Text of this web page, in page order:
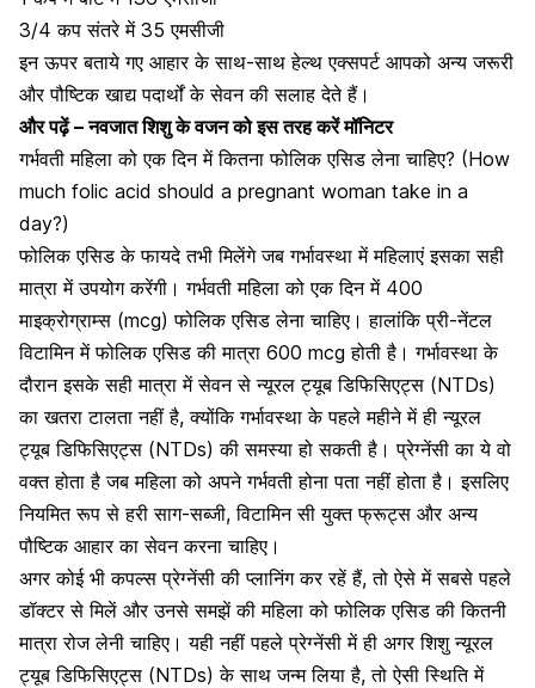
3/4 कप संतरे में 35 एमसीजी
इन ऊपर बताये गए आहार के साथ-साथ हेल्थ एक्सपर्ट आपको अन्य जरूरी
और पौष्टिक खाद्य पदार्थों के सेवन की सलाह देते हैं।
और पढ़ें –नवजात शिशु के वजन को इस तरह करें मॉनिटर
गर्भवती महिला को एक दिन में कितना फोलिक एसिड लेना चाहिए? (How
much folic acid should a pregnant woman take in a
day?)
फोलिक एसिड के फायदे तभी मिलेंगे जब गर्भावस्था में महिलाएं इसका सही
मात्रा में उपयोग करेंगी। गर्भवती महिला को एक दिन में 400
माइक्रोग्राम्स (mcg) फोलिक एसिड लेना चाहिए। हालांकि प्री-नेंटल
विटामिन में फोलिक एसिड की मात्रा 600 mcg होती है। गर्भावस्था के
दौरान इसके सही मात्रा में सेवन से न्यूरल ट्यूब डिफिसिएट्स (NTDs)
का खतरा टालता नहीं है, क्योंकि गर्भावस्था के पहले महीने में ही न्यूरल
ट्यूब डिफिसिएट्स (NTDs) की समस्या हो सकती है। प्रेग्नेंसी का ये वो
वक्त होता है जब महिला को अपने गर्भवती होना पता नहीं होता है। इसलिए
नियमित रूप से हरी साग-सब्जी, विटामिन सी युक्त फ्रूट्स और अन्य
पौष्टिक आहार का सेवन करना चाहिए।
अगर कोई भी कपल्स प्रेग्नेंसी की प्लानिंग कर रहें हैं, तो ऐसे में सबसे पहले
डॉक्टर से मिलें और उनसे समझें की महिला को फोलिक एसिड की कितनी
मात्रा रोज लेनी चाहिए। यही नहीं पहले प्रेग्नेंसी में ही अगर शिशु न्यूरल
ट्यूब डिफिसिएट्स (NTDs) के साथ जन्म लिया है, तो ऐसी स्थिति में